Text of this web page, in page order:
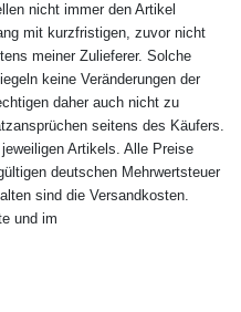
nicht immer den Artikel
mit kurzfristigen, zuvor nicht
meiner Zulieferer. Solche
keine Veränderungen der
daher auch nicht zu
seitens des Käufers.
Artikels. Alle Preise
deutschen Mehrwertsteuer
sind die Versandkosten.
und im